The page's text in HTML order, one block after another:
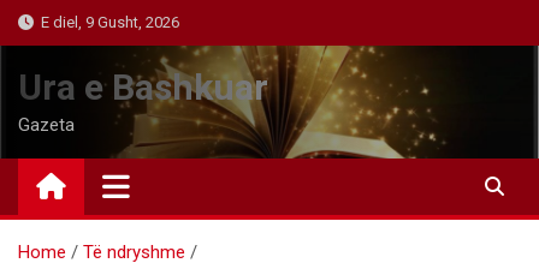
Skip
to
content
E diel, 9 Gusht, 2026
Ura e Bashkuar
Gazeta
Home
Të ndryshme